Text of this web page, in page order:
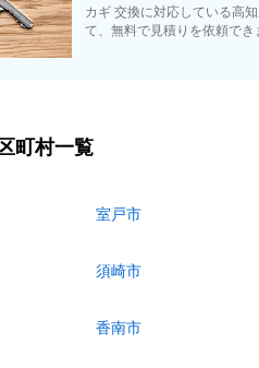
カギ 交換に対応している高
て、無料で見積りを依頼でき
町村一覧
室戸市
須崎市
香南市